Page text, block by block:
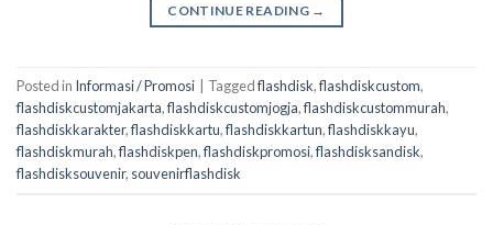
CONTINUE READING →
Posted in Informasi / Promosi Taggedflashdisk,flashdiskcustom,
flashdiskcustomjakarta,flashdiskcustomjogja,flashdiskcustommurah,
flashdiskkarakter,flashdiskkartu,flashdiskkartun,flashdiskkayu,
flashdiskmurah,flashdiskpen,flashdiskpromosi,flashdisksandisk,
flashdisksouvenir, souvenirflashdisk